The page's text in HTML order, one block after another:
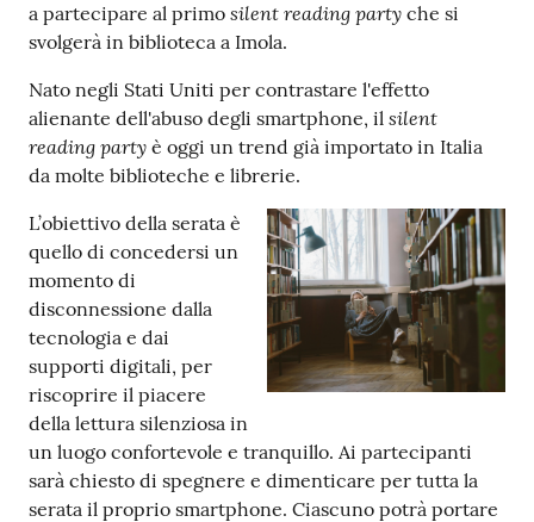
Piani
Archivio
storico
Decentrate
Patto
per
la
lettura
Seguici
su
a partecipare al primo silent reading party che si
svolgerà in biblioteca a Imola.
Nato negli Stati Uniti per contrastare l'effetto
alienante dell'abuso degli smartphone, il silent
reading party è oggi un trend già importato in Italia
da molte biblioteche e librerie.
L’obiettivo della serata è
quello di concedersi un
momento di
disconnessione dalla
tecnologia e dai
supporti digitali, per
riscoprire il piacere
della lettura silenziosa in
un luogo confortevole e tranquillo. Ai partecipanti
sarà chiesto di spegnere e dimenticare per tutta la
serata il proprio smartphone. Ciascuno potrà portare